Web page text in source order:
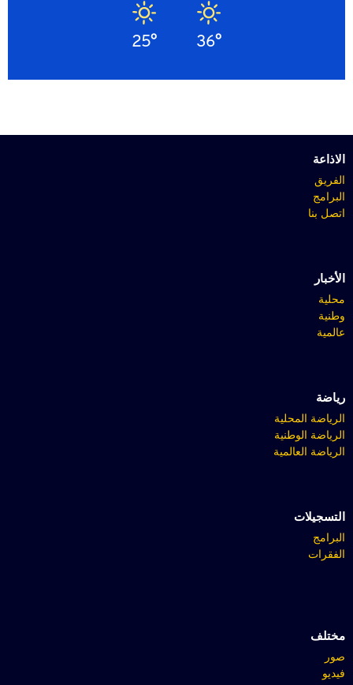
36°
25°
الاذاعة
الفريق
البرامج
اتصل بنا
الأخبار
محلية
وطنية
عالمية
رياضة
الرياضة المحلية
الرياضة الوطنية
الرياضة العالمية
التسجيلات
البرامج
الفقرات
مختلف
صور
فيديو